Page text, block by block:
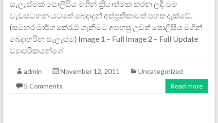
සැලැස්මක් පොලිසිය මගින් ක්‍රියාත්මක කරන ලදී. එම
වැඩසටහන යටතේ බෙදාදුන් අත්ප්‍රතිකාවත් පහත දැක්වේ.
(සමහර මාර්ග තේරැම් ගැනීමට අපහසු උවත් පොලිසිය මගින්
බෙදාහරින සැලැස්ම) Image 1 – Full Image 2 – Full Update
ව්‍යාපරිකයන්ගේ
admin November 12, 2011
Uncategorized
5 Comments
Read more